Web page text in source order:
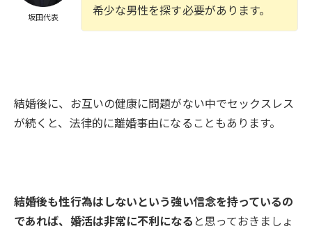
坂田代表
希少な男性を探す必要があります。
結婚後に、お互いの健康に問題がない中でセックスレス
が続くと、法律的に離婚事由になることもあります。
結婚後も性行為はしないという強い信念を持っているの
であれば、婚活は非常に不利になる と思っておきましょ